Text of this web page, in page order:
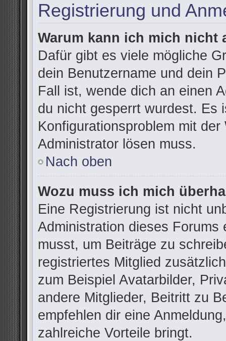
Registrierung und
Warum kann ich mich nicht
Dafür gibt es viele mögliche
dein Benutzername und dein
Fall ist, wende dich an einen
du nicht gesperrt wurdest. Es
Konfigurationsproblem mit
Administrator lösen muss.
Nach oben
Wozu muss ich mich
Eine Registrierung ist nicht
Administration dieses
musst, um Beiträge zu
registriertes Mitglied
zum Beispiel Avatarbilder,
andere Mitglieder, Beitritt zu
empfehlen dir eine
zahlreiche Vorteile bringt.